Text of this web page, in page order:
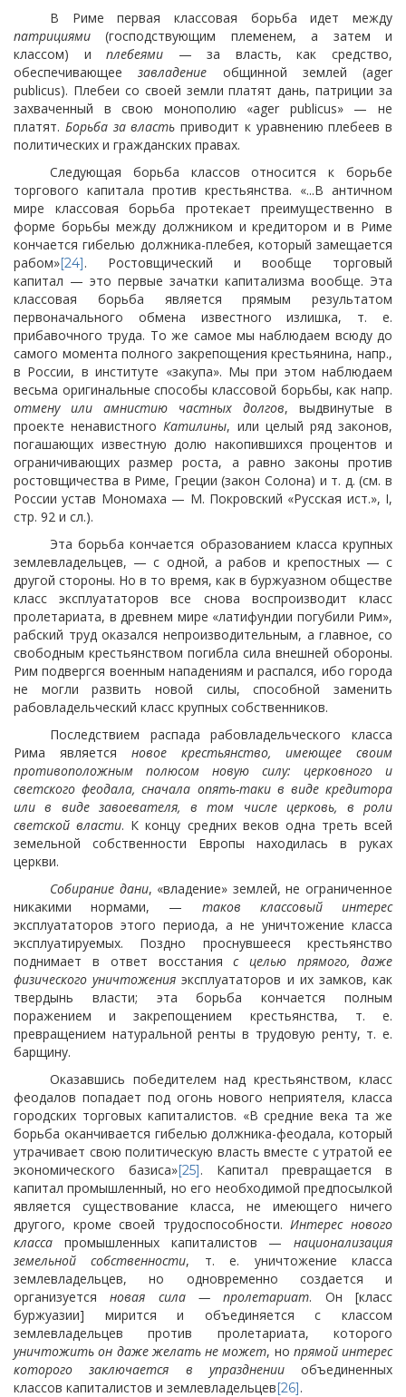
В Риме первая классовая борьба идет между
патрициями (господствующим племенем, а затем и
классом) иплебеями — за власть, как средство,
обеспечивающеезавладение общинной землей (ager
publicus). Плебеи со своей земли платят дань, патриции за
захваченный в свою монополию «ager publicus» — не
платят. Борьба за власть приводит к уравнению плебеев в
политических и гражданских правах.
Следующая борьба классов относится к борьбе
торгового капитала против крестьянства. «...В античном
мире классовая борьба протекает преимущественно в
форме борьбы между должником и кредитором и в Риме
кончается гибелью должника-плебея, который замещается
рабом»[24]. Ростовщический и вообще торговый
капитал — это первые зачатки капитализма вообще. Эта
классовая борьба является прямым результатом
первоначального обмена известного излишка, т. е.
прибавочного труда. То же самое мы наблюдаем всюду до
самого момента полного закрепощения крестьянина, напр.,
в России, в институте «закупа». Мы при этом наблюдаем
весьма оригинальные способы классовой борьбы, как напр.
отмену или амнистию частных долгов, выдвинутые в
проекте ненавистногоКатилины, или целый ряд законов,
погашающих известную долю накопившихся процентов и
ограничивающих размер роста, а равно законы против
ростовщичества в Риме, Греции (закон Солона) и т. д. (см. в
России устав Мономаха — М. Покровский «Русская ист.», I,
стр. 92 и сл.).
Эта борьба кончается образованием класса крупных
землевладельцев, — с одной, а рабов и крепостных — с
другой стороны. Но в то время, как в буржуазном обществе
класс эксплуататоров все снова воспроизводит класс
пролетариата, в древнем мире «латифундии погубили Рим»,
рабский труд оказался непроизводительным, а главное, со
свободным крестьянством погибла сила внешней обороны.
Рим подвергся военным нападениям и распался, ибо города
не могли развить новой силы, способной заменить
рабовладельческий класс крупных собственников.
Последствием распада рабовладельческого класса
Рима является новое крестьянство, имеющее своим
противоположным полюсом новую силу: церковного и
светского феодала, сначала опять-таки в виде кредитора
или в виде завоевателя, в том числе церковь, в роли
светской власти. К концу средних веков одна треть всей
земельной собственности Европы находилась в руках
церкви.
Собирание дани, «владение» землей, не ограниченное
никакими нормами, — таков классовый интерес
эксплуататоров этого периода, а не уничтожение класса
эксплуатируемых. Поздно проснувшееся крестьянство
поднимает в ответ восстанияс целью прямого, даже
физического уничтожения эксплуататоров и их замков, как
твердынь власти; эта борьба кончается полным
поражением и закрепощением крестьянства, т. е.
превращением натуральной ренты в трудовую ренту, т. е.
барщину.
Оказавшись победителем над крестьянством, класс
феодалов попадает под огонь нового неприятеля, класса
городских торговых капиталистов. «В средние века та же
борьба оканчивается гибелью должника-феодала, который
утрачивает свою политическую власть вместе с утратой ее
экономического базиса»[25]. Капитал превращается в
капитал промышленный, но его необходимой предпосылкой
является существование класса, не имеющего ничего
другого, кроме своей трудоспособности.Интерес нового
класса промышленных капиталистов — национализация
земельной собственности, т. е. уничтожение класса
землевладельцев, но одновременно создается и
организуетсяновая сила — пролетариат. Он [класс
буржуазии] мирится и объединяется с классом
землевладельцевпротив пролетариата, которого
уничтожить он даже желать не может, но прямой интерес
которого заключается в упраздненииобъединенных
классов капиталистов и землевладельцев[26].